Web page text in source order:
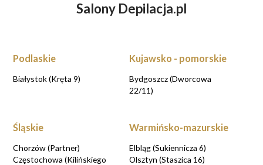
Salony Depilacja.pl
Podlaskie
Białystok (Kręta 9)
Kujawsko - pomorskie
Bydgoszcz (Dworcowa
22/11)
Śląskie
Chorzów (Partner)
Częstochowa (Kilińskiego
Warmińsko-mazurskie
Elbląg (Sukiennicza 6)
Olsztyn (Staszica 16)